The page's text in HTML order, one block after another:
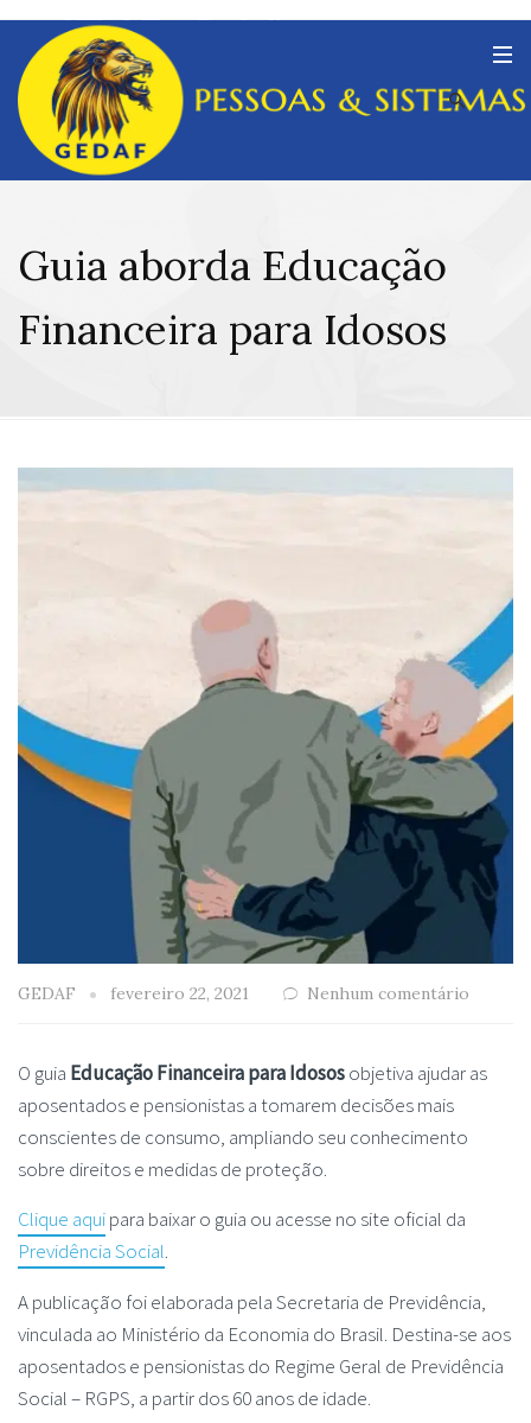
Guia aborda Educação
Financeira para Idosos
GEDAF fevereiro 22, 2021 Nenhum comentário
O guia Educação Financeira para Idososobjetiva ajudar as
aposentados e pensionistas a tomarem decisões mais
conscientes de consumo, ampliando seu conhecimento
sobre direitos e medidas de proteção.
Clique aquipara baixar o guia ou acesse no site oficial da
Previdência Social.
A publicação foi elaborada pela Secretaria de Previdência,
vinculada ao Ministério da Economia do Brasil. Destina-se aos
aposentados e pensionistas do Regime Geral de Previdência
Social – RGPS, a partir dos 60 anos de idade.